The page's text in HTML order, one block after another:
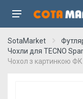
SotaMarket
Чохли для TECNO
Чохол з картинкою